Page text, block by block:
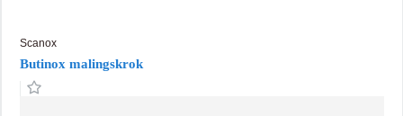
Scanox
Butinox malingskrok